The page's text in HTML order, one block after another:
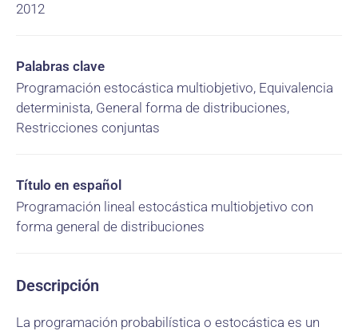
2012
Palabras clave
Programación estocástica multiobjetivo, Equivalencia
determinista, General forma de distribuciones,
Restricciones conjuntas
Título en español
Programación lineal estocástica multiobjetivo con
forma general de distribuciones
Descripción
La programación probabilística o estocástica es un